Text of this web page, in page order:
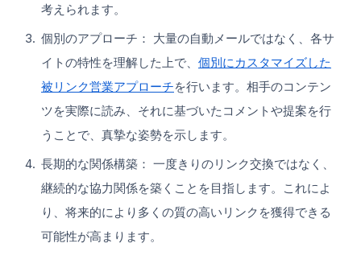
考えられます。
個別のアプローチ： 大量の自動メールではなく、各サ
イトの特性を理解した上で、 個別にカスタマイズした
被リンク営業アプローチを行います。相手のコンテン
ツを実際に読み、それに基づいたコメントや提案を行
うことで、真摯な姿勢を示します。
長期的な関係構築： 一度きりのリンク交換ではなく、
継続的な協力関係を築くことを目指します。これによ
り、将来的により多くの質の高いリンクを獲得できる
可能性が高まります。